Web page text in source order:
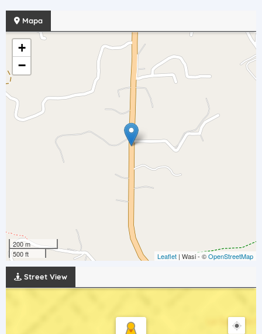
Mapa
+
−
200 m
500 ft
Leaflet | Wasi - ©OpenStreetMap
Street View